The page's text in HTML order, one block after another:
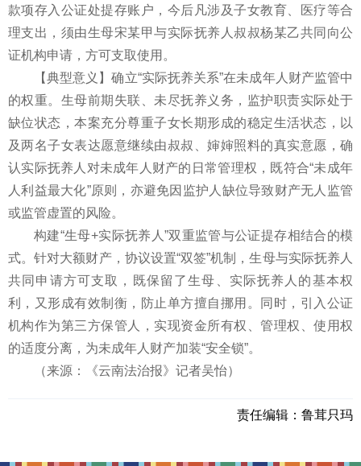
款项存入公证处提存账户，今后凡涉及子女教育、医疗等合
理支出，须由生母宋某甲与实际抚养人叔叔杨某乙共同向公
证机构申请，方可支取使用。
【典型意义】确立“实际抚养关系”在未成年人财产监管中
的权重。生母前期失联、未尽抚养义务，监护职责实际处于
缺位状态，本案充分尊重子女长期形成的稳定生活状态，以
及两名子女表达愿意继续由叔叔、婶婶照料的真实意愿，确
认实际抚养人对未成年人财产的日常管理权，既符合“未成年
人利益最大化”原则，亦避免因监护人缺位导致财产无人监管
或监管虚置的风险。
构建“生母+实际抚养人”双重监管与公证提存相结合的模
式。针对大额财产，协议设置“双签”机制，生母与实际抚养人
共同申请方可支取，既保留了生母、实际抚养人的基本权
利，又形成有效制衡，防止单方擅自挪用。同时，引入公证
机构作为第三方保管人，实现资金所有权、管理权、使用权
的适度分离，为未成年人财产加装“安全锁”。
（来源：《云南法治报》记者吴怡）
责任编辑： 鲁茸只玛